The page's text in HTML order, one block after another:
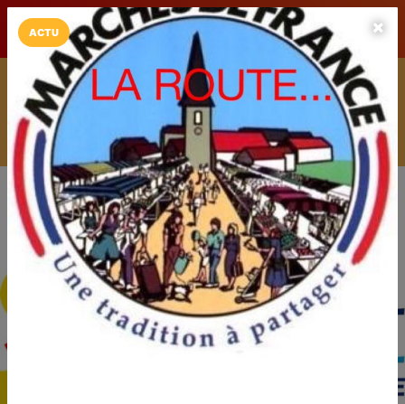
LaCarte Play Store
Installez l'App LaCarte
Téléchargez gratuitement l'app LaCarte pour suivre vos
commerces favoris et ne rien rater !
Télécharger Plus tard
ACTU